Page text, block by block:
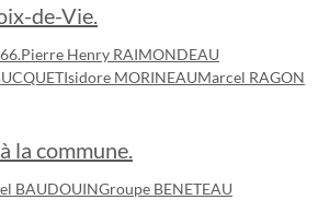
de-Vie.
Pierre Henry RAIMONDEAU
Isidore MORINEAUMarcel RAGON
la commune.
BAUDOUINGroupe BENETEAU